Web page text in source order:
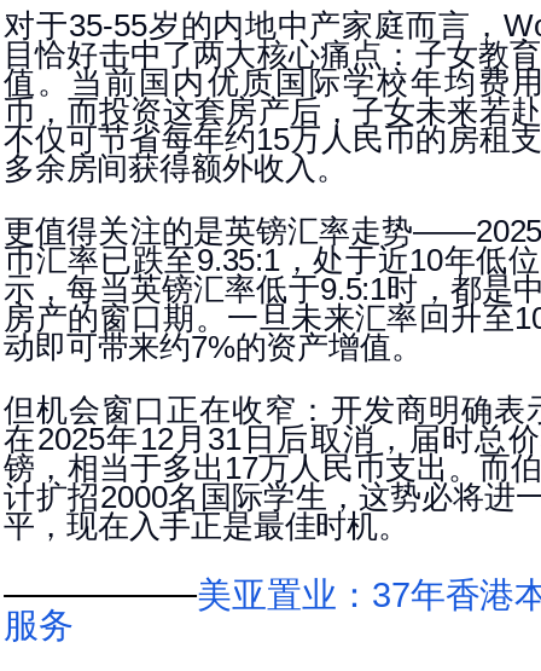
对于35-55岁的内地中产家庭而言，
目恰好击中了两大核心痛点：子女教
值。当前国内优质国际学校年均费
币，而投资这套房产后，子女未来若
不仅可节省每年约15万人民币的房租
多余房间获得额外收入。
更值得关注的是英镑汇率走势
币汇率已跌至9.35:1，处于近10年低位
示，每当英镑汇率低于9.5:1时 ，都是
房产的窗口期。一旦未来汇率回升至
动即可带来约7%的资产增值。
但机会窗口正在收窄：开发商明确表
在2025年12月31日后取消，届时总
镑，相当于多出 17万人民币支出。而
计扩招2000名国际学生，这势必将进
平，现在入手正是最佳时机。
美亚置业： 37年香港
服务